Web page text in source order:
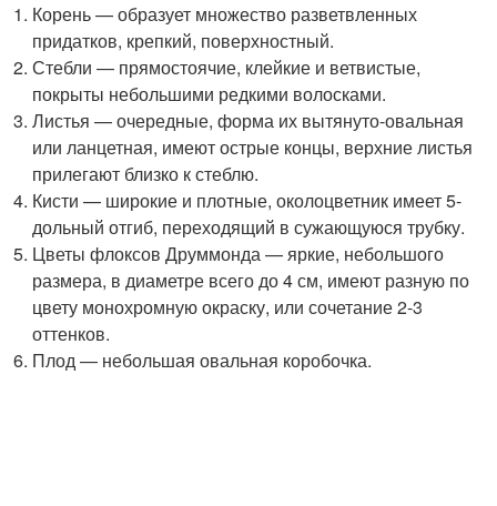
Корень — образует множество разветвленных
придатков, крепкий, поверхностный.
Стебли — прямостоячие, клейкие и ветвистые,
покрыты небольшими редкими волосками.
Листья — очередные, форма их вытянуто-овальная
или ланцетная, имеют острые концы, верхние листья
прилегают близко к стеблю.
Кисти — широкие и плотные, околоцветник имеет 5-
дольный отгиб, переходящий в сужающуюся трубку.
Цветы флоксов Друммонда — яркие, небольшого
размера, в диаметре всего до 4 см, имеют разную по
цвету монохромную окраску, или сочетание 2-3
оттенков.
Плод — небольшая овальная коробочка.